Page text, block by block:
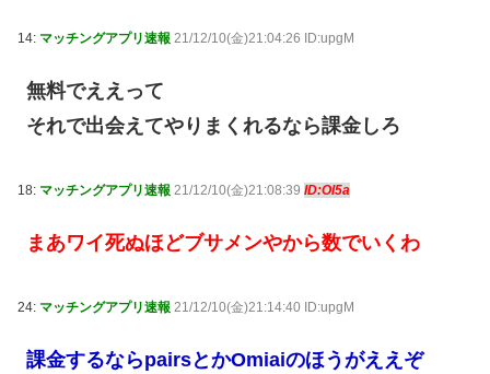
14: マッチングアプリ速報 21/12/10(金)21:04:26 ID:upgM
無料でええって
それで出会えてやりまくれるなら課金しろ
18: マッチングアプリ速報 21/12/10(金)21:08:39 ID:Ol5a
まあワイ死ぬほどブサメンやから数でいくわ
24: マッチングアプリ速報 21/12/10(金)21:14:40 ID:upgM
課金するならpairsとかOmiaiのほうがええぞ